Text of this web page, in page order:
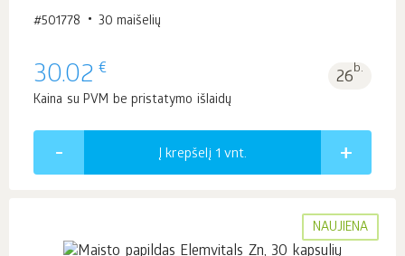
#501778 30 maišelių
30.02 € 26b.
Kaina su PVM be pristatymo išlaidų
Į krepšelį 1 vnt.
NAUJIENA